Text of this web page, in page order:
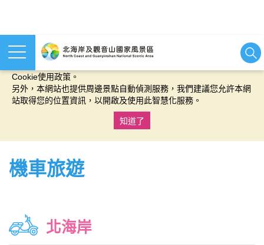
本網站使用cookies等相關技術以持續優化網站服務，並有助於為
Cookie使用政策。
另外，本網站也提供周邊景點自動偵測服務，我們建議您允許本網
站取得您的位置資訊，以開啟及使用此智慧化服務。
知道了
機車旅遊
北海岸